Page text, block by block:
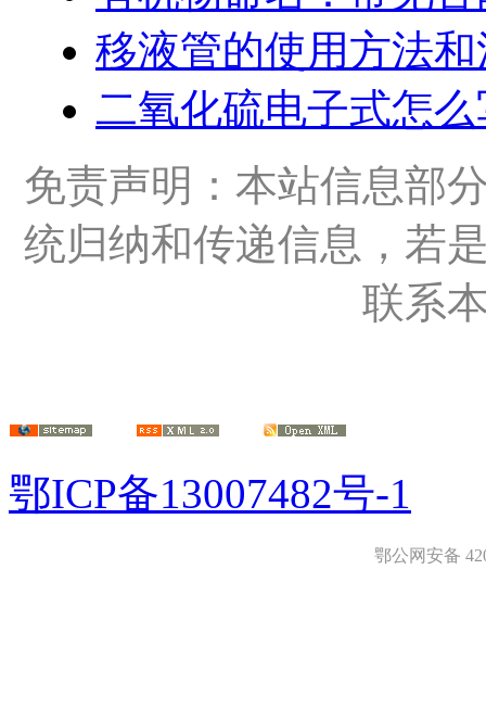
移液管的使用方法
二氧化硫电子式怎
免责声明：本站信息部
统归纳和传递信息，若
联系
鄂ICP备13007482号-1
鄂公网安备